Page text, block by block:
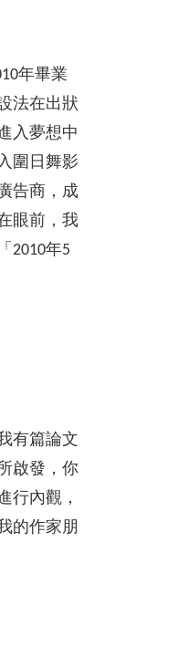
年畢業
法在出狀
入夢想中
圍日舞影
告商，成
眼前，我
2010年5
有篇論文
啟發，你
行內觀，
的作家朋